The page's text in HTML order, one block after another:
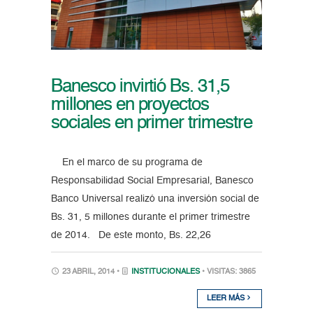
Banesco invirtió Bs. 31,5
millones en proyectos
sociales en primer trimestre
En el marco de su programa de
Responsabilidad Social Empresarial, Banesco
Banco Universal realizó una inversión social de
Bs. 31, 5 millones durante el primer trimestre
de 2014. De este monto, Bs. 22,26
23 ABRIL, 2014 • INSTITUCIONALES • VISITAS: 3865
LEER MÁS